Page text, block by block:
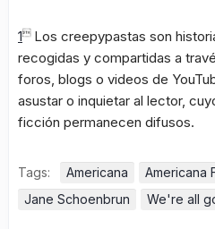
1Los creepypastas son
recogidas y compartidas a
foros, blogs o videos de
asustar o inquietar al lector,
ficción permanecen difusos.
Tags: Americana Americana
Jane Schoenbrun
We're all